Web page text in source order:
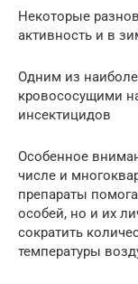
Некоторые
активность и в
Одним из
кровососущими
инсектицидов
Особенное
числе и
препараты
особей, но и их
сократить
температуры